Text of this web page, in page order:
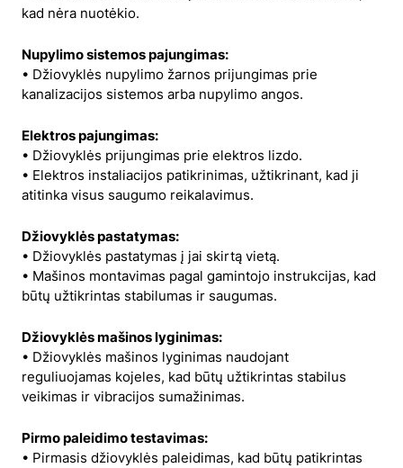
kad nėra nuotėkio.
Nupylimo sistemos pajungimas:
• Džiovyklės nupylimo žarnos prijungimas prie
kanalizacijos sistemos arba nupylimo angos.
Elektros pajungimas:
• Džiovyklės prijungimas prie elektros lizdo.
• Elektros instaliacijos patikrinimas, užtikrinant, kad ji
atitinka visus saugumo reikalavimus.
Džiovyklės pastatymas:
• Džiovyklės pastatymas į jai skirtą vietą.
• Mašinos montavimas pagal gamintojo instrukcijas, kad
būtų užtikrintas stabilumas ir saugumas.
Džiovyklės mašinos lyginimas:
• Džiovyklės mašinos lyginimas naudojant
reguliuojamas kojeles, kad būtų užtikrintas stabilus
veikimas ir vibracijos sumažinimas.
Pirmo paleidimo testavimas:
• Pirmasis džiovyklės paleidimas, kad būtų patikrintas